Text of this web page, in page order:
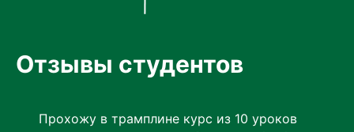
Отзывы студентов
Прохожу в трамплине курс из 10 уроков